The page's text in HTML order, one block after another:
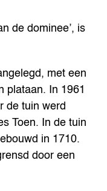
de dominee’, is
met een
plataan. In 1961
de tuin werd
Toen. In de tuin
in 1710.
door een